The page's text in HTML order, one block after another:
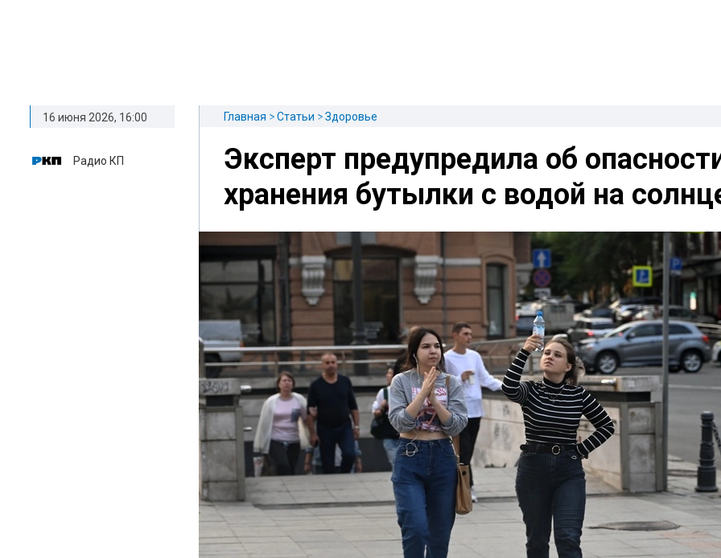
Главная Статьи Здоровье
Эксперт предупредила об
хранения бутылки с водой на
16 июня 2026, 16:00
Радио КП